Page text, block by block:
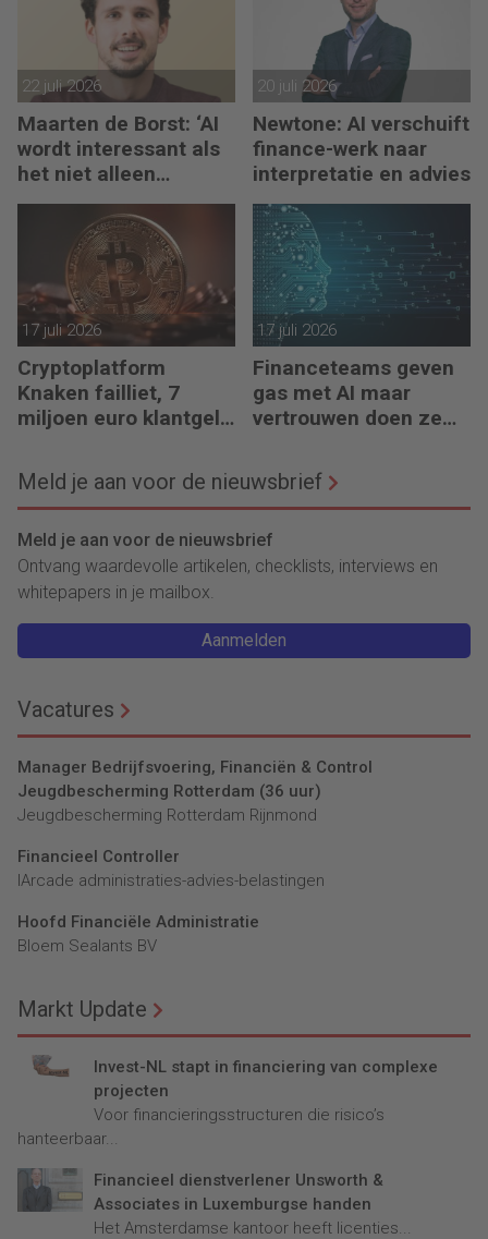
22 juli 2026
Maarten de Borst: ‘AI
wordt interessant als
het niet alleen
meedenkt, maar ook
20 juli 2026
Newtone: AI verschuift
finance-werk naar
interpretatie en advies
17 juli 2026
Cryptoplatform
Knaken failliet, 7
miljoen euro klantgeld
17 juli 2026
Financeteams geven
gas met AI maar
vertrouwen doen ze
Meld je aan voor de nieuwsbrief
Meld je aan voor de nieuwsbrief
Ontvang waardevolle artikelen, checklists, interviews en
whitepapers in je mailbox.
Aanmelden
Vacatures
Manager Bedrijfsvoering, Financiën & Control
Jeugdbescherming Rotterdam (36 uur)
Jeugdbescherming Rotterdam Rijnmond
Financieel Controller
lArcade administraties-advies-belastingen
Hoofd Financiële Administratie
Bloem Sealants BV
Markt Update
Invest-NL stapt in financiering van complexe
projecten
Voor financieringsstructuren die risico’s
hanteerbaar...
Financieel dienstverlener Unsworth &
Associates in Luxemburgse handen
Het Amsterdamse kantoor heeft licenties...